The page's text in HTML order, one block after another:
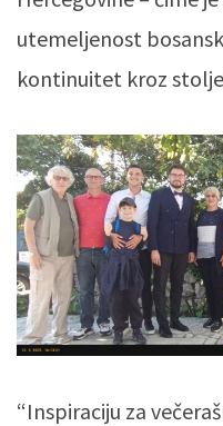
utemeljenost
kontinuitet kroz
“Inspiraciju za